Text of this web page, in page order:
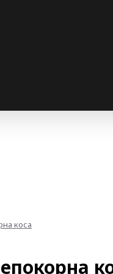
коса